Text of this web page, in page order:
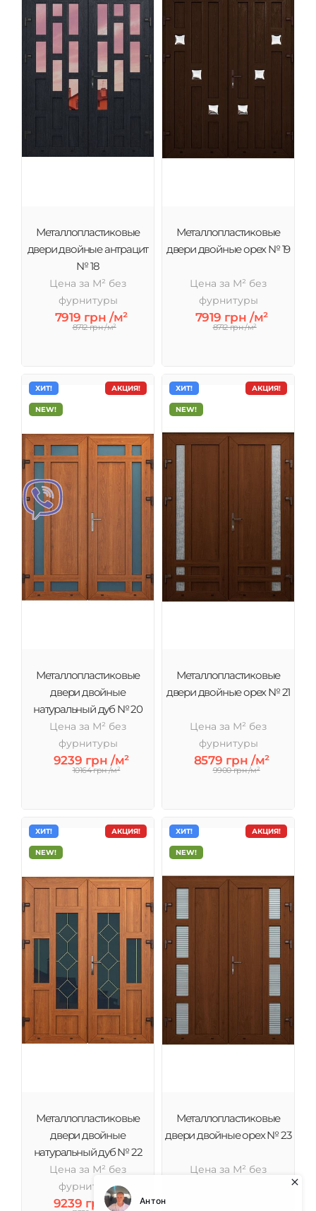
Металлопластиковые
двери двойные антрацит
№ 18
Цена за М² без
фурнитуры
7919 грн /м²
8712 грн /м²
Металлопластиковые
двери двойные орех № 19
Цена за М² без
фурнитуры
7919 грн /м²
8712 грн /м²
АКЦИЯ!
ХИТ!
NEW!
Металлопластиковые
двери двойные
натуральный дуб № 20
Цена за М² без
фурнитуры
9239 грн /м²
10164 грн /м²
АКЦИЯ!
ХИТ!
NEW!
Металлопластиковые
двери двойные орех № 21
Цена за М² без
фурнитуры
8579 грн /м²
9900 грн /м²
АКЦИЯ!
ХИТ!
NEW!
Металлопластиковые
двери двойные
натуральный дуб № 22
Цена за М² без
фурнитуры
9239 грн /м²
АКЦИЯ!
ХИТ!
NEW!
Металлопластиковые
двери двойные орех № 23
Цена за М² без